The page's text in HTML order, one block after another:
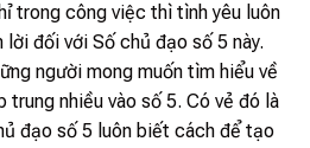
trong công việc thì tình yêu luôn
lời đối với Số chủ đạo số 5 này.
người mong muốn tìm hiểu về
trung nhiều vào số 5. Có vẻ đó là
đạo số 5 luôn biết cách để tạo